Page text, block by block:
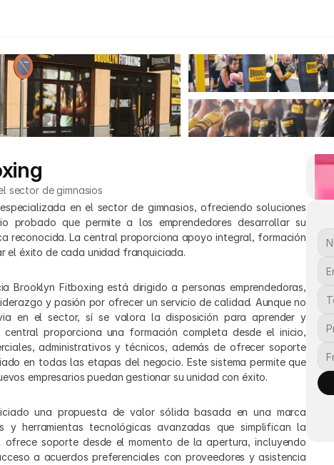
sector de gimnasios
en el sector de gimnasios, ofreciendo soluciones
probado que permite a los emprendedores desarrollar su
reconocida. La central proporciona apoyo integral, formación
el éxito de cada unidad franquiciada.
Brooklyn Fitboxing está dirigido a personas emprendedoras,
y pasión por ofrecer un servicio de calidad. Aunque no
en el sector, sí se valora la disposición para aprender y
proporciona una formación completa desde el inicio,
administrativos y técnicos, además de ofrecer soporte
en todas las etapas del negocio. Este sistema permite que
empresarios puedan gestionar su unidad con éxito.
una propuesta de valor sólida basada en una marca
y herramientas tecnológicas avanzadas que simplifican la
soporte desde el momento de la apertura, incluyendo
a acuerdos preferenciales con proveedores y asistencia